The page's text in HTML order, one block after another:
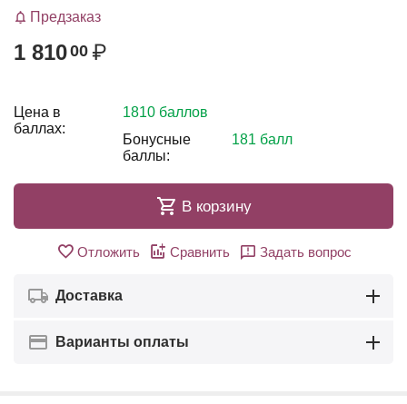
Предзаказ
1 81000 ₽
Цена в
баллах:
1810 баллов
Бонусные
баллы:
181 балл
В корзину
Отложить Сравнить Задать вопрос
Доставка
Варианты оплаты